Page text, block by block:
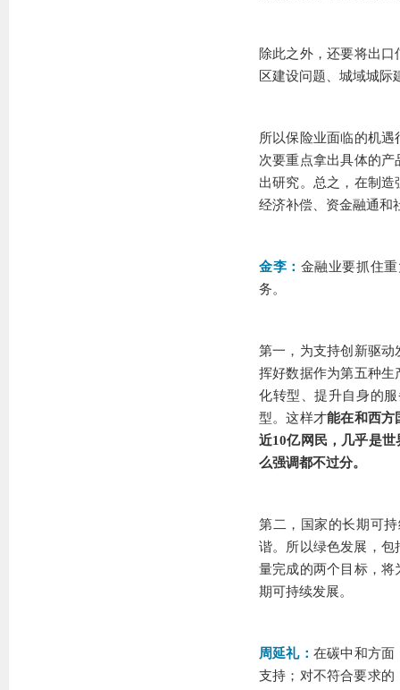
除此之外，还要将出
区建设问题、城域城
所以保险业面临的机
次要重点拿出具体的
出研究。总之，在制
经济补偿、资金融通和
金李： 金融业要抓住
务。
第一，为支持创新驱
挥好数据作为第五种
化转型、提升自身的
型。这样才能在和西方
近10亿网民，几乎是
么强调都不过分。
第二，国家的长期可
谐。所以绿色发展，包
量完成的两个目标，
期可持续发展。
周延礼： 在碳中和方面
支持；对不符合要求的